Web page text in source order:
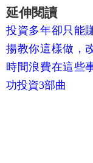
延伸閱讀
投資多年卻只能
揚教你這樣做，
時間浪費在這些
功投資3部曲